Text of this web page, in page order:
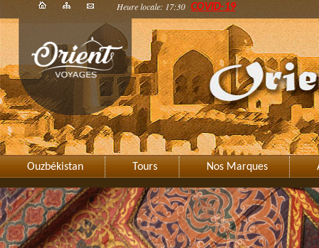
Heure locale: 17:30 COVID-19
Ouzbékistan Tours Nos Marques